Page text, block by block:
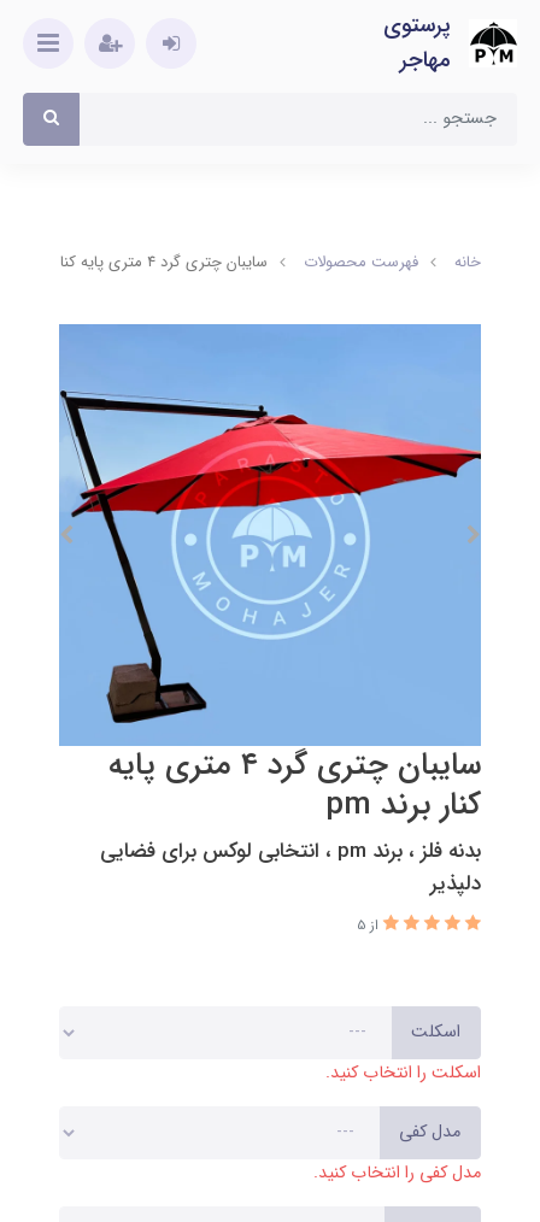
پرستوی
مهاجر
خانه فهرست محصولات سایبان چتری گرد ۴ متری پایه کنار برند pm
سایبان چتری گرد ۴ متری پایه
کنار برند pm
بدنه فلز ، برند pm ، انتخابی لوکس برای فضایی
دلپذیر
از 5
اسکلت
اسکلت را انتخاب کنید.
مدل کفی
مدل کفی را انتخاب کنید.